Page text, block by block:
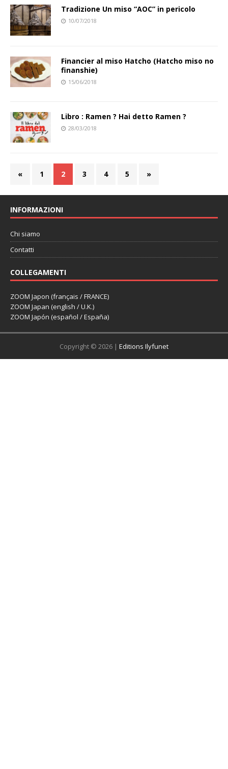
Tradizione Un miso “AOC” in pericolo
10/07/2018
Financier al miso Hatcho (Hatcho miso no
finanshie)
15/06/2018
Libro : Ramen ? Hai detto Ramen ?
28/03/2018
« 1 2 3 4 5 »
INFORMAZIONI
Chi siamo
Contatti
COLLEGAMENTI
ZOOM Japon (français / FRANCE)
ZOOM Japan (english / U.K.)
ZOOM Japón (español / España)
Copyright © 2026 | Editions Ilyfunet